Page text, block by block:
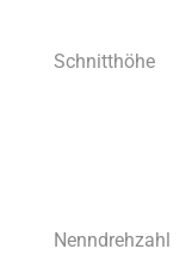
Schnitthöhe
Nenndrehzahl